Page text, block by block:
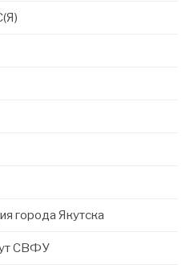
города Якутска
СВФУ